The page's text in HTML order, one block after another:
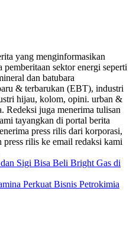
yang menginformasikan
sektor energi seperti
dan batubara
& terbarukan (EBT), industri
hijau, kolom, opini. urban &
Redeksi juga menerima tulisan
tayangkan di portal berita
press rilis dari korporasi,
rilis ke email redaksi kami
Sigi Bisa Beli Bright Gas di
Perkuat Bisnis Petrokimia